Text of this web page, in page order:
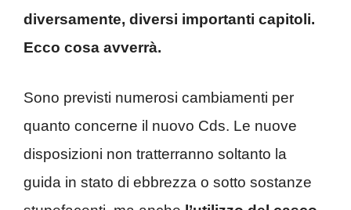
diversamente, diversi importanti capitoli.
Ecco cosa avverrà.
Sono previsti numerosi cambiamenti per
quanto concerne il nuovo Cds. Le nuove
disposizioni non tratterranno soltanto la
guida in stato di ebbrezza o sotto sostanze